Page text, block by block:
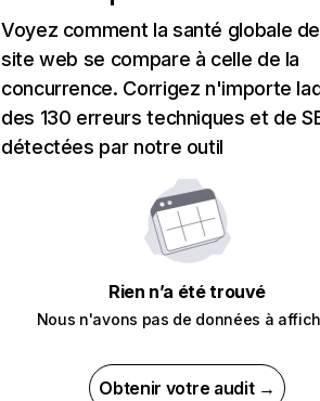
Voyez comment la santé globale
site web se compare à celle de la
concurrence. Corrigez n'importe
des 130 erreurs techniques et de
détectées par notre outil
Rien n’a été trouvé
Nous n'avons pas de données à
Obtenir votre audit →